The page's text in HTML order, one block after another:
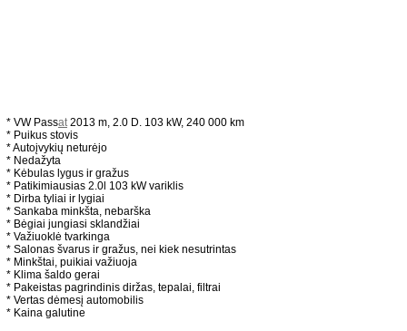
* VW Passat2013 m, 2.0 D. 103 kW, 240 000 km
* Puikus stovis
* Autoįvykių neturėjo
* Nedažyta
* Kėbulas lygus ir gražus
* Patikimiausias 2.0l 103 kW variklis
* Dirba tyliai ir lygiai
* Sankaba minkšta, nebarška
* Bėgiai jungiasi sklandžiai
* Važiuoklė tvarkinga
* Salonas švarus ir gražus, nei kiek nesutrintas
* Minkštai, puikiai važiuoja
* Klima šaldo gerai
* Pakeistas pagrindinis diržas, tepalai, filtrai
* Vertas dėmesį automobilis
* Kaina galutine